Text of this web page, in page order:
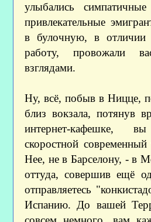
улыбались
привлекательные
в булочную, в
работу, провожали
взглядами.
Ну, всё, побыв в Ницце,
близ вокзала, потянув
интернет-кафешке,
скоростной
Нее, не в Барселону, - в
оттуда, совершив ещё
отправляетесь
Испанию. До вашей